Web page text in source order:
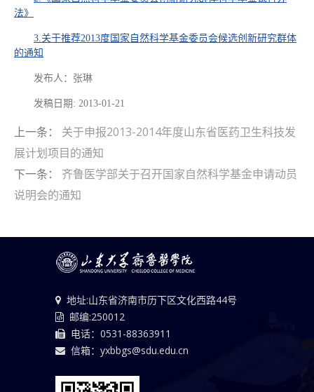
法》
3.关于推荐2013度国家自然科学基金委员会候选创新研究群体
的通知
发布人：张琳
发稿日期: 2013-01-21
上一条：
关于申报2013-2014年度山东省医药卫生科技发
展计划项目的通知
下一条：
齐鲁医学部关于召开国家自然科学基金申请动员
说明会的通知
地址:山东省济南市历下区文化西路44号
邮编:250012
电话：0531-88363911
信箱：yxbbgs@sdu.edu.cn